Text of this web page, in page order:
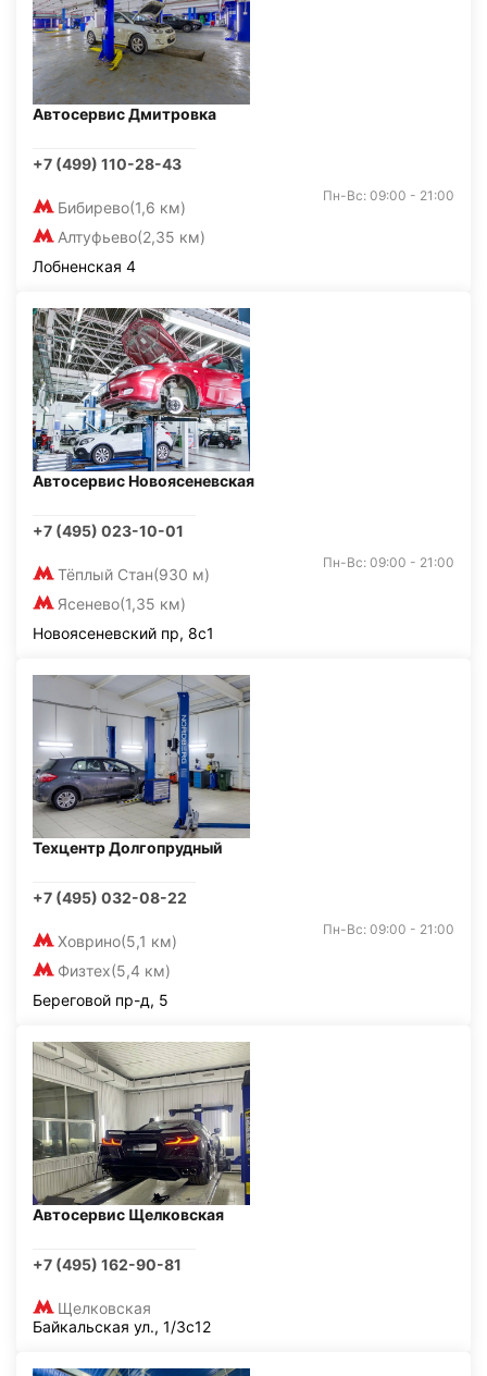
Автосервис Дмитровка
+7 (499) 110-28-43
Бибирево(1,6 км)
Алтуфьево(2,35 км)
Пн-Вс: 09:00 - 21:00
Лобненская 4
Автосервис Новоясеневская
+7 (495) 023-10-01
Тёплый Стан(930 м)
Ясенево(1,35 км)
Пн-Вс: 09:00 - 21:00
Новоясеневский пр, 8с1
Техцентр Долгопрудный
+7 (495) 032-08-22
Ховрино(5,1 км)
Физтех(5,4 км)
Пн-Вс: 09:00 - 21:00
Береговой пр-д, 5
Автосервис Щелковская
+7 (495) 162-90-81
Щелковская
Байкальская ул., 1/3с12